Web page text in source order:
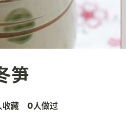
笋
藏 0人做过